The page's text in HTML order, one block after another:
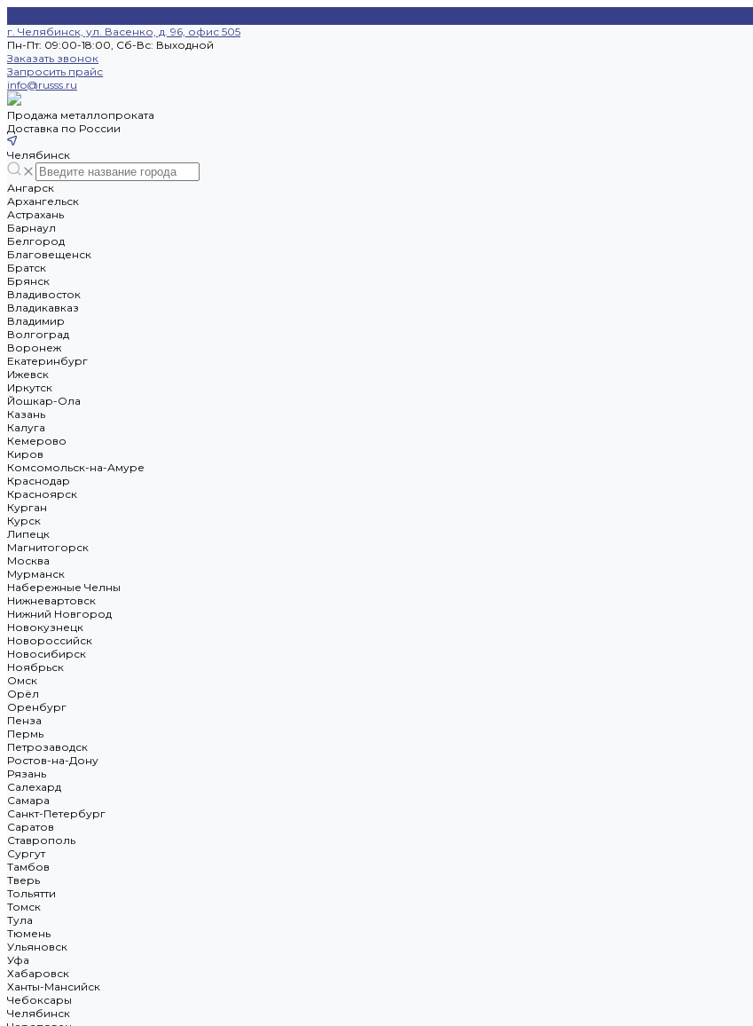
г. Челябинск, ул. Васенко, д. 96, офис 505
Пн-Пт: 09:00-18:00, Cб-Вс: Выходной
Заказать звонок
Запросить прайс
info@russs.ru
Продажа металлопроката
Доставка по России
Челябинск
Ангарск
Архангельск
Астрахань
Барнаул
Белгород
Благовещенск
Братск
Брянск
Владивосток
Владикавказ
Владимир
Волгоград
Воронеж
Екатеринбург
Ижевск
Иркутск
Йошкар-Ола
Казань
Калуга
Кемерово
Киров
Комсомольск-на-Амуре
Краснодар
Красноярск
Курган
Курск
Липецк
Магнитогорск
Москва
Мурманск
Набережные Челны
Нижневартовск
Нижний Новгород
Новокузнецк
Новороссийск
Новосибирск
Ноябрьск
Омск
Орёл
Оренбург
Пенза
Пермь
Петрозаводск
Ростов-на-Дону
Рязань
Салехард
Самара
Санкт-Петербург
Саратов
Ставрополь
Сургут
Тамбов
Тверь
Тольятти
Томск
Тула
Тюмень
Ульяновск
Уфа
Хабаровск
Ханты-Мансийск
Чебоксары
Челябинск